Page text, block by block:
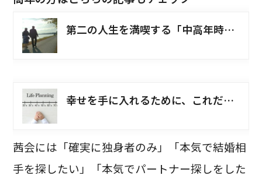
第二の人生を満喫する「中高年時代」の結婚
幸せを手に入れるために、これだけは伝えたい１つのこと。
茜会には「確実に独身者のみ」「本気で結婚相
手を探したい」「本気でパートナー探しをした